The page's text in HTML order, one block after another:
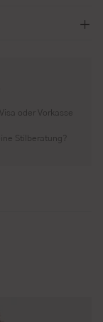
oder Vorkasse
Stilberatung?